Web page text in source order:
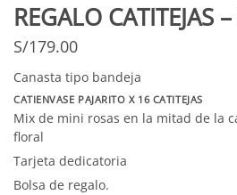
REGALO CATITEJAS
S/179.00
Canasta tipo bandeja
CATIENVASE PAJARITO X 16 CATITEJAS
Mix de mini rosas en la mitad de la
floral
Tarjeta dedicatoria
Bolsa de regalo.